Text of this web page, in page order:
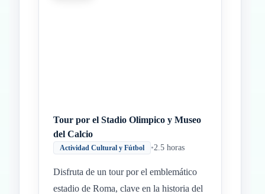
Tour por el Stadio Olimpico y Museo
del Calcio
Actividad Cultural y Fútbol •2.5 horas
Disfruta de un tour por el emblemático
estadio de Roma, clave en la historia del